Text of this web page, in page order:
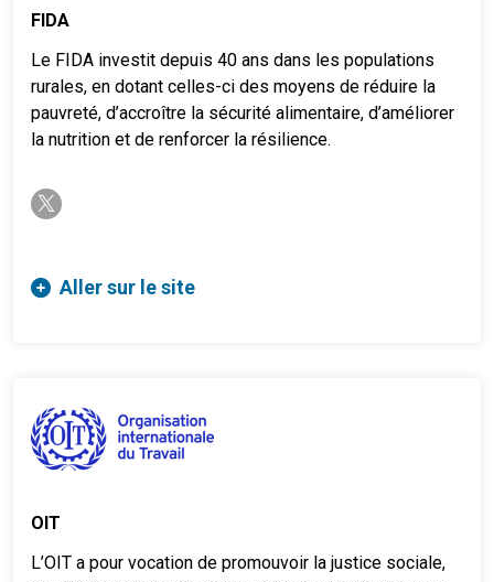
FIDA
Le FIDA investit depuis 40 ans dans les populations
rurales, en dotant celles-ci des moyens de réduire la
pauvreté, d’accroître la sécurité alimentaire, d’améliorer
la nutrition et de renforcer la résilience.
twitter-x
Aller sur le site
OIT
L’OIT a pour vocation de promouvoir la justice sociale,